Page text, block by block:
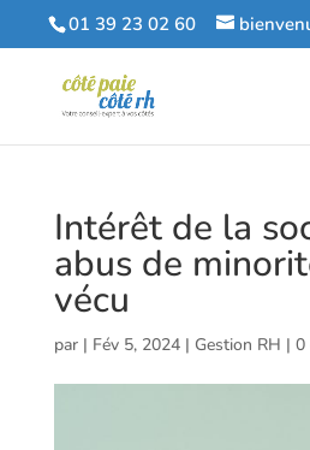
01 39 23 02 60
Intérêt de la
abus de
vécu
par | Fév 5, 2024| Gestion RH | 0